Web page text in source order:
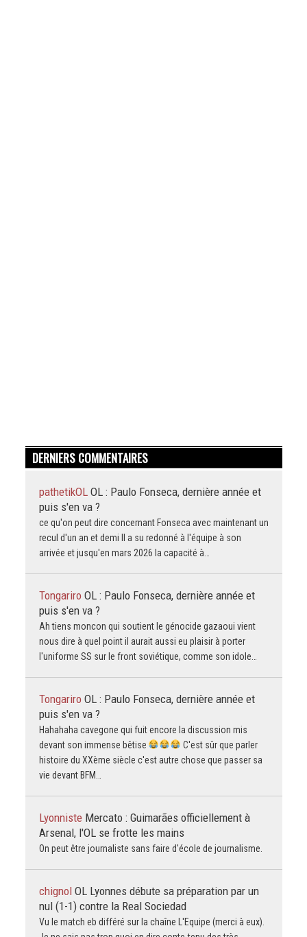
DERNIERS COMMENTAIRES
pathetikOL OL : Paulo Fonseca, dernière année et
puis s'en va ?
ce qu'on peut dire concernant Fonseca avec maintenant un
recul d'un an et demi Il a su redonné à l'équipe à son
arrivée et jusqu'en mars 2026 la capacité à…
Tongariro OL : Paulo Fonseca, dernière année et
puis s'en va ?
Ah tiens moncon qui soutient le génocide gazaoui vient
nous dire à quel point il aurait aussi eu plaisir à porter
l'uniforme SS sur le front soviétique, comme son idole…
Tongariro OL : Paulo Fonseca, dernière année et
puis s'en va ?
Hahahaha cavegone qui fuit encore la discussion mis
devant son immense bêtise
C'est sûr que parler
histoire du XXème siècle c'est autre chose que passer sa
vie devant BFM…
Lyonniste Mercato : Guimarães officiellement à
Arsenal, l'OL se frotte les mains
On peut être journaliste sans faire d'école de journalisme.
chignol OL Lyonnes débute sa préparation par un
nul (1-1) contre la Real Sociedad
Vu le match eb différé sur la chaîne L'Equipe (merci à eux).